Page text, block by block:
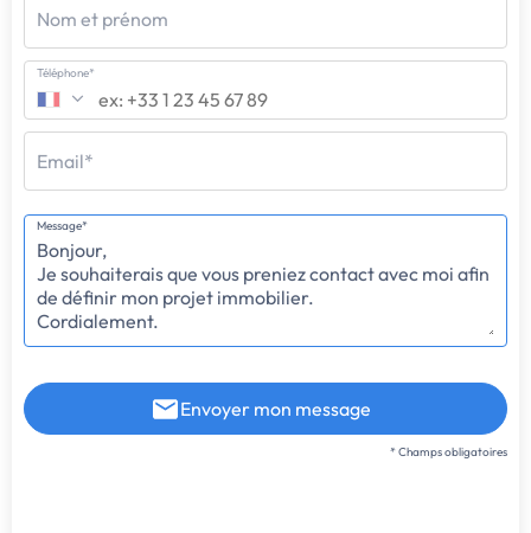
Nom et prénom
Téléphone*
Email*
Message*
Envoyer mon message
* Champs obligatoires